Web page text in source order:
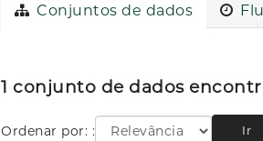
Conjuntos de dados
1 conjunto de dados
Ordenar por: Ir